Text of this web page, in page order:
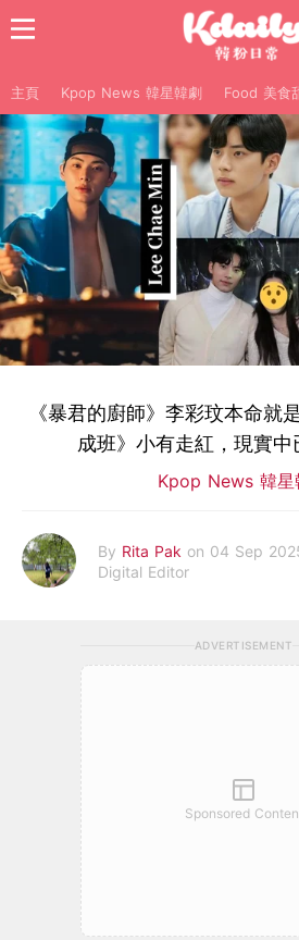
主頁 Kpop News 韓星韓劇 Food 美食
《暴君的廚師》李彩玟本命就
成班》小有走紅，現實中
Kpop News 韓星
By Rita Pak on 04 Sep
Digital Editor
ADVERTISEMENT
Sponsored